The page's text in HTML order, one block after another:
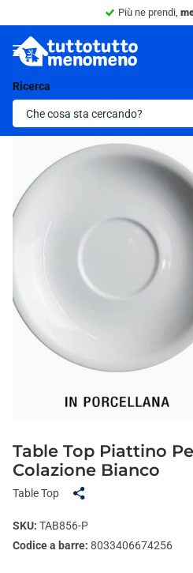
Più ne prendi,
Ricerca
Table Top Piattino
Colazione Bianco
Table Top
SKU: TAB856-P
Codice a barre: 8033406674256